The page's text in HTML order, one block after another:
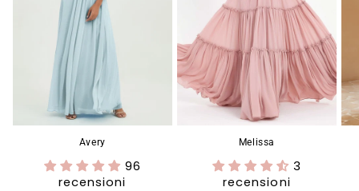
Avery
96
recensioni
Melissa
3
recensioni